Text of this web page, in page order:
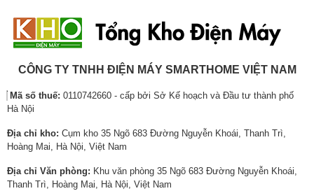
Tiện ích
Điều khiển bằng điện thoại, có Wifi
Khóa remote điều khiển
Cảm biến nhiệt độ I Feel
Công nghệ tự làm sạch dàn lạnh Self
Clean
Chế độ kiểm soát độ ẩm
Màn hình hiển thị nhiệt độ trên dàn
lạnh
Chế độ bảo vệ nguồn điện
,
5
4
4
0
0
0
₫
i
à
,
1
2
0
0
6
9
1
0
l
,
2
3
,
1
0
0
i
l
:
,
0
CÔNG TY TNHH ĐIỆN MÁY SMARTHOME VIỆT NAM
Mã số thuế: 0110742660 - cấp bởi Sở Kế hoạch và Đầu tư thành phố
Hà Nội
Địa chỉ kho: Cụm kho 35 Ngõ 683 Đường Nguyễn Khoái, Thanh Trì,
Hoàng Mai, Hà Nội, Việt Nam
Địa chỉ Văn phòng: Khu văn phòng 35 Ngõ 683 Đường Nguyễn Khoái,
Thanh Trì, Hoàng Mai, Hà Nội, Việt Nam